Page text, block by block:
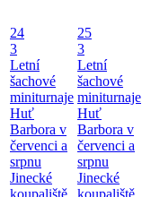
24
3
Letní
šachové
miniturnaje
Huť
Barbora v
červenci a
srpnu
Jinecké
25
3
Letní
šachové
miniturnaje
Huť
Barbora v
červenci a
srpnu
Jinecké